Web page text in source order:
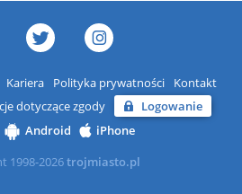
Kariera Polityka prywatności
Kontakt
dotyczące zgody
Logowanie
Android
iPhone
1998-2026trojmiasto.pl